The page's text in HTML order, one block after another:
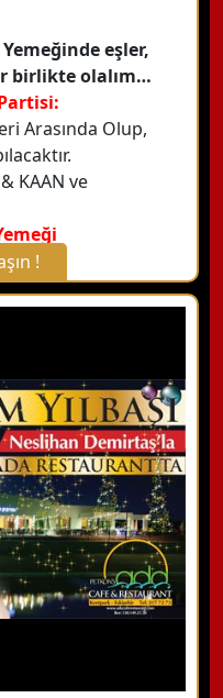
eşler,
birlikte olalım…
Arasında Olup,
KAAN ve
!